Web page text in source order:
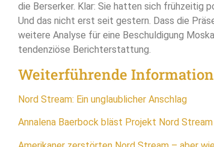
die Berserker. Klar: Sie hatten sich frühzeitig
Und das nicht erst seit gestern. Dass die
weitere Analyse für eine Beschuldigung
tendenziöse Berichterstattung.
Weiterführende
Nord Stream: Ein unglaublicher Anschlag
Annalena Baerbock bläst Projekt Nord Stream